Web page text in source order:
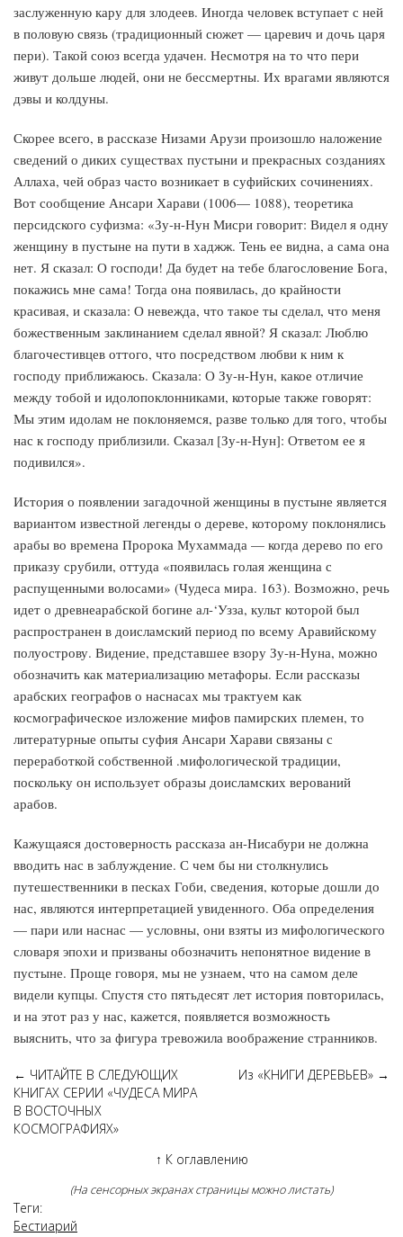
заслуженную кару для злодеев. Иногда человек вступает с ней
в половую связь (традиционный сюжет — царевич и дочь царя
пери). Такой союз всегда удачен. Несмотря на то что пери
живут дольше людей, они не бессмертны. Их врагами являются
дэвы и колдуны.
Скорее всего, в рассказе Низами Арузи произошло наложение
сведений о диких существах пустыни и прекрасных созданиях
Аллаха, чей образ часто возникает в суфийских сочинениях.
Вот сообщение Ансари Харави (1006— 1088), теоретика
персидского суфизма: «Зу-н-Нун Мисри говорит: Видел я одну
женщину в пустыне на пути в хаджж. Тень ее видна, а сама она
нет. Я сказал: О господи! Да будет на тебе благословение Бога,
покажись мне сама! Тогда она появилась, до крайности
красивая, и сказала: О невежда, что такое ты сделал, что меня
божественным заклинанием сделал явной? Я сказал: Люблю
благочестивцев оттого, что посредством любви к ним к
господу приближаюсь. Сказала: О Зу-н-Нун, какое отличие
между тобой и идолопоклонниками, которые также говорят:
Мы этим идолам не поклоняемся, разве только для того, чтобы
нас к господу приблизили. Сказал [Зу-н-Нун]: Ответом ее я
подивился».
История о появлении загадочной женщины в пустыне является
вариантом известной легенды о дереве, которому поклонялись
арабы во времена Пророка Мухаммада — когда дерево по его
приказу срубили, оттуда «появилась голая женщина с
распущенными волосами» (Чудеса мира. 163). Возможно, речь
идет о древнеарабской богине ал-‘Узза, культ которой был
распространен в доисламский период по всему Аравийскому
полуострову. Видение, представшее взору Зу-н-Нуна, можно
обозначить как материализацию метафоры. Если рассказы
арабских географов о наснасах мы трактуем как
космографическое изложение мифов памирских племен, то
литературные опыты суфия Ансари Харави связаны с
переработкой собственной .мифологической традиции,
поскольку он использует образы доисламских верований
арабов.
Кажущаяся достоверность рассказа ан-Нисабури не должна
вводить нас в заблуждение. С чем бы ни столкнулись
путешественники в песках Гоби, сведения, которые дошли до
нас, являются интерпретацией увиденного. Оба определения
— пари или наснас — условны, они взяты из мифологического
словаря эпохи и призваны обозначить непонятное видение в
пустыне. Проще говоря, мы не узнаем, что на самом деле
видели купцы. Спустя сто пятьдесят лет история повторилась,
и на этот раз у нас, кажется, появляется возможность
выяснить, что за фигура тревожила воображение странников.
← ЧИТАЙТЕ В СЛЕДУЮЩИХ
КНИГАХ СЕРИИ «ЧУДЕСА МИРА
В ВОСТОЧНЫХ
КОСМОГРАФИЯХ»
Из «КНИГИ ДЕРЕВЬЕВ» →
↑ К оглавлению
(На сенсорных экранах страницы можно листать)
Теги:
Бестиарий